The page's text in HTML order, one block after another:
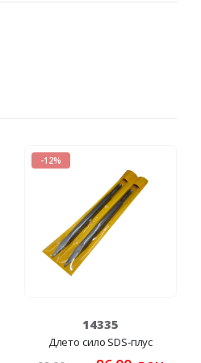
-12%
14335
Длето сило SDS-плус